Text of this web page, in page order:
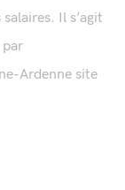
Il s’agit
par
Ardenne site